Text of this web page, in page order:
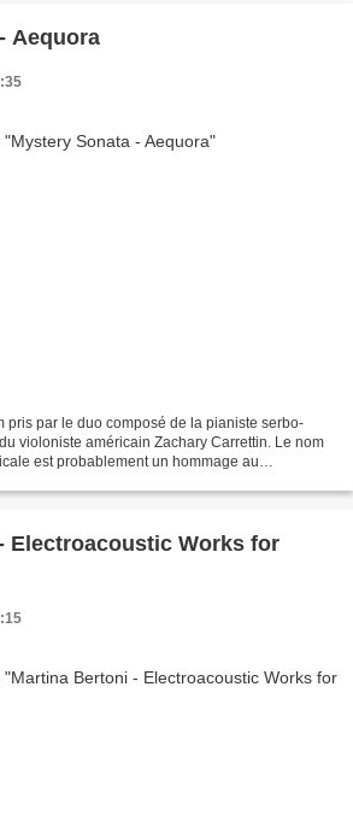
Aequora
pris par le duo composé de la pianiste serbo-
violoniste américain Zachary Carrettin. Le nom
est probablement un hommage au
Electroacoustic Works for